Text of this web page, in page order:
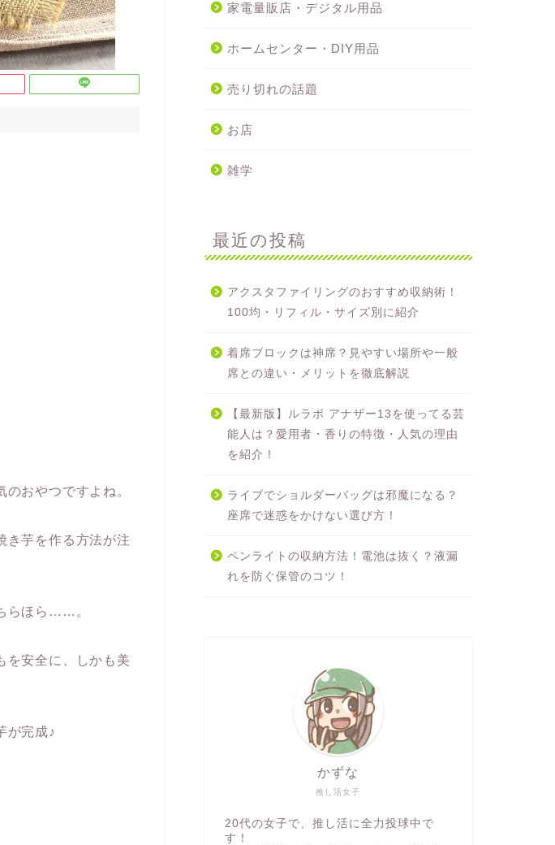
おやつですよね。
き芋を作る方法が注
らほら……。
を安全に、しかも美
が完成♪
家電量販店・デジタル用品
ホームセンター・DIY用品
売り切れの話題
お店
雑学
最近の投稿
アクスタファイリングのおすすめ収納術！
100均・リフィル・サイズ別に紹介
着席ブロックは神席？見やすい場所や一般
席との違い・メリットを徹底解説
【最新版】ルラボ アナザー13を使ってる芸
能人は？愛用者・香りの特徴・人気の理由
を紹介！
ライブでショルダーバッグは邪魔になる？
座席で迷惑をかけない選び方！
ペンライトの収納方法！電池は抜く？液漏
れを防ぐ保管のコツ！
推し活女子
かずな
20代の女子で、推し活に全力投球中で
す！